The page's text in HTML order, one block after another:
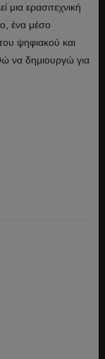
μια ερασιτεχνική
ένα μέσο
ψηφιακού και
να δημιουργώ για